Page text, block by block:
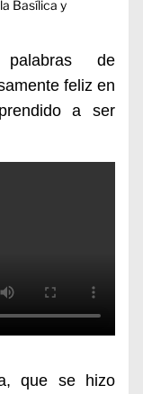
Basílica y
de
feliz en
a ser
que se hizo